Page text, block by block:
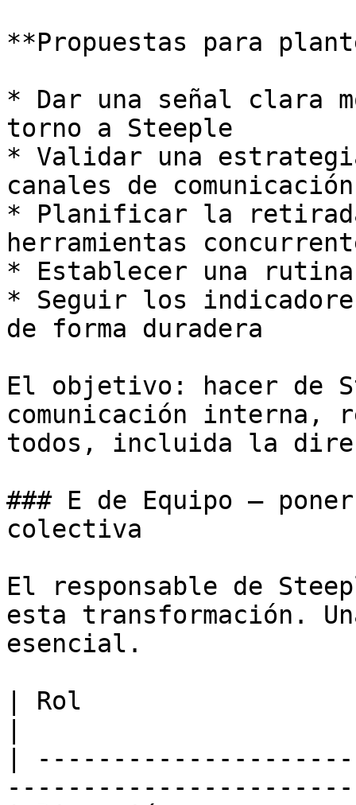
**Propuestas para
* Dar una señal clara
torno a Steeple
* Validar una
canales de comunicación
* Planificar la
herramientas
* Establecer una
* Seguir los
de forma duradera
El objetivo: hacer de
comunicación interna,
todos, incluida la
### E de Equipo —
colectiva
El responsable de
esta transformación.
esencial.
| Rol
|